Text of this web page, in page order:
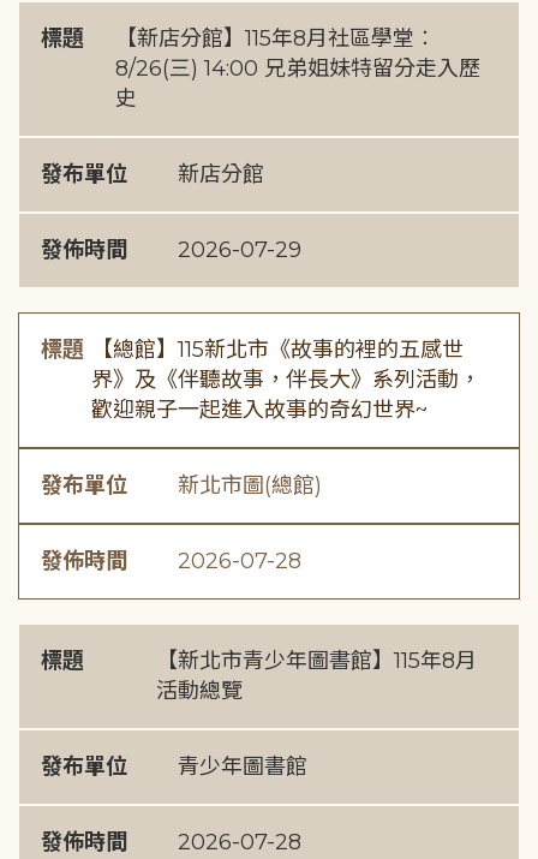
標題
【新店分館】115年8月社區學堂︰
8/26(三) 14:00 兄弟姐妹特留分走入歷
史
發布單位 新店分館
發佈時間 2026-07-29
標題
【總館】115新北市《故事的裡的五感世
界》及《伴聽故事，伴長大》系列活動，
歡迎親子一起進入故事的奇幻世界~
發布單位 新北市圖(總館)
發佈時間 2026-07-28
標題
【新北市青少年圖書館】115年8月
活動總覽
發布單位 青少年圖書館
發佈時間 2026-07-28